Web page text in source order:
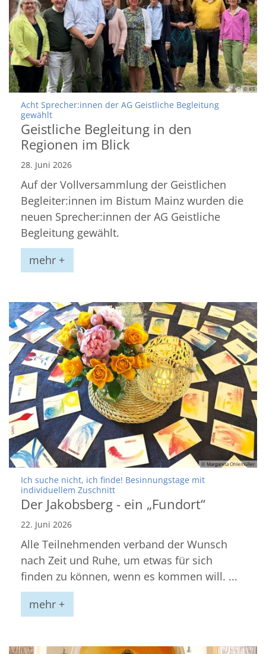
© IFS
Acht Sprecher:innen der AG Geistliche Begleitung
gewählt:
Geistliche Begleitung in den
Regionen im Blick
28. Juni 2026
Auf der Vollversammlung der Geistlichen
Begleiter:innen im Bistum Mainz wurden die
neuen Sprecher:innen der AG Geistliche
Begleitung gewählt.
mehr +
© Margareta Ohlemüller
Ich suche nicht, ich finde! Besinnungstage mit
individuellem Zuschnitt:
Der Jakobsberg - ein „Fundort“
22. Juni 2026
Alle Teilnehmenden verband der Wunsch
nach Zeit und Ruhe, um etwas für sich
finden zu können, wenn es kommen will. ...
mehr +